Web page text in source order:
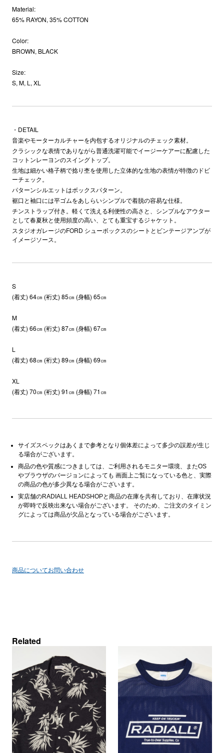
Material:
65% RAYON, 35% COTTON
Color:
BROWN, BLACK
Size:
S, M, L, XL
・DETAIL
音楽やモーターカルチャーを内包するオリジナルのチェック素材。
クラシックな表情でありながら普通洗濯可能でイージーケアーに配慮した
コットンレーヨンのスイングトップ。
生地は細かい格子柄で捻り杢を使用した立体的な生地の表情が特徴のドビ
ーチェック。
パターンシルエットはボックスパターン。
裾口と袖口には平ゴムをあしらいシンプルで着脱の容易な仕様。
チンストラップ付き。軽くて洗える利便性の高さと、シンプルなアウター
として春夏秋と使用頻度の高い、とても重宝するジャケット。
スタジオガレージのFORD シューボックスのシートとビンテージアンプが
イメージソース。
S
(着丈) 64㎝ (裄丈) 85㎝ (身幅) 65㎝
M
(着丈) 66㎝ (裄丈) 87㎝ (身幅) 67㎝
L
(着丈) 68㎝ (裄丈) 89㎝ (身幅) 69㎝
XL
(着丈) 70㎝ (裄丈) 91㎝ (身幅) 71㎝
サイズスペックはあくまで参考となり個体差によって多少の誤差が生じ
る場合がございます。
商品の色や質感につきましては、ご利用されるモニター環境、またOS
やブラウザのバージョンによっても 画面上ご覧になっている色と、実際
の商品の色が多少異なる場合がございます。
実店舗のRADIALL HEADSHOPと商品の在庫を共有しており、在庫状況
が即時で反映出来ない場合がございます。 そのため、ご注文のタイミン
グによっては商品が欠品となっている場合がございます。
商品についてお問い合わせ
Related